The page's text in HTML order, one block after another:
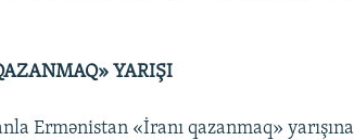
YARIŞI
Ermənistan «İranı qazanmaq» yarışına